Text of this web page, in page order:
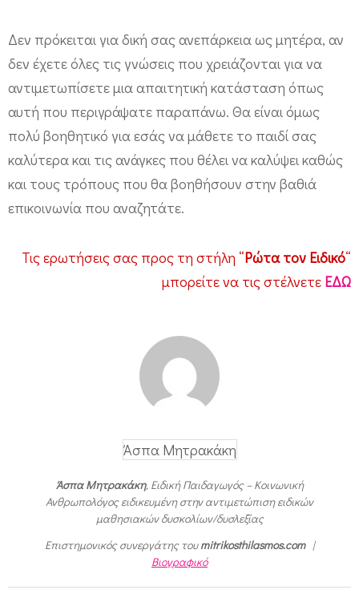
Δεν πρόκειται για δική σας ανεπάρκεια ως μητέρα, αν
δεν έχετε όλες τις γνώσεις που χρειάζονται για να
αντιμετωπίσετε μια απαιτητική κατάσταση όπως
αυτή που περιγράψατε παραπάνω. Θα είναι όμως
πολύ βοηθητικό για εσάς να μάθετε το παιδί σας
καλύτερα και τις ανάγκες που θέλει να καλύψει καθώς
και τους τρόπους που θα βοηθήσουν στην βαθιά
επικοινωνία που αναζητάτε.
Τις ερωτήσεις σας προς τη στήλη “Ρώτα τον Ειδικό“
μπορείτε να τις στέλνετε ΕΔΩ
Άσπα Μητρακάκη
Άσπα Μητρακάκη, Ειδική Παιδαγωγός – Κοινωνική
Ανθρωπολόγος ειδικευμένη στην αντιμετώπιση ειδικών
μαθησιακών δυσκολίων/δυσλεξίας
Επιστημονικός συνεργάτης τουmitrikosthilasmos.com|
Βιογραφικό